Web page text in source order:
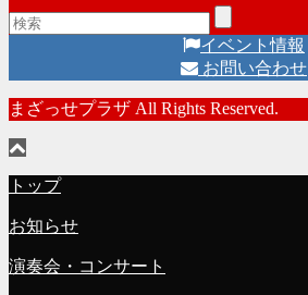
イベント情報
お問い合わせ
まざっせプラザ All Rights Reserved.
トップ
お知らせ
演奏会・コンサート